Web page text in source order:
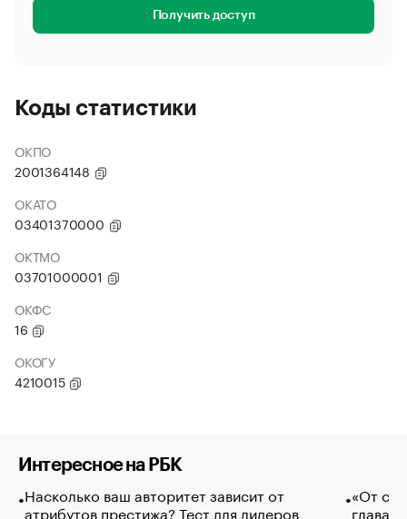
Получить доступ
Коды статистики
ОКПО
2001364148
ОКАТО
03401370000
ОКТМО
03701000001
ОКФС
16
ОКОГУ
4210015
Интересное на РБК
Насколько ваш авторитет зависит от
атрибутов престижа? Тест для лидеров
«От
глава